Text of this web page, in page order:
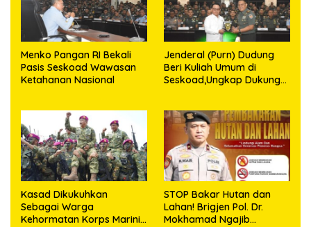
Menko Pangan RI Bekali
Pasis Seskoad Wawasan
Ketahanan Nasional
Jenderal (Purn) Dudung
Beri Kuliah Umum di
Seskoad,Ungkap Dukung
Kasad Dikukuhkan
Sebagai Warga
Kehormatan Korps Marinir
STOP Bakar Hutan dan
Lahan! Brigjen Pol. Dr.
Mokhamad Ngajib